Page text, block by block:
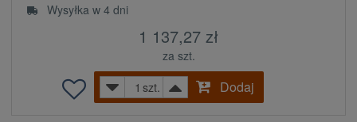
Wysyłka w 4 dni
1 137,27 zł
za szt.
szt.
Dodaj